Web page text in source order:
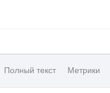
Полный текст Метрики